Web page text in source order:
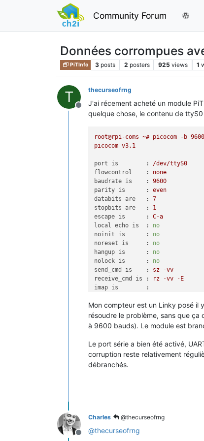
Community Forum
Données corrompues
PiTInfo 3 posts 2 posters 925 views 1
T
Offline
thecurseofrng
J'ai récement acheté un module
quelque chose, le contenu de
root@rpi-coms ~# picocom -b 9600
picocom v3.1
port is        :
/dev/ttyS0
flowcontrol    :
none
baudrate is    :
9600
parity is      :
even
databits are   :
7
stopbits are   :
1
escape is      :
C-a
local echo is  :
no
noinit is      :
no
noreset is     :
no
hangup is      :
no
nolock is      :
no
send_cmd is    :
sz
-vv
receive_cmd is :
rz -vv
-E
imap is        :
emap is        : crcrlf,delbs,
logfile is     : none
initstring     :
none
exit is        :
no
!! Settings mismatch !! Type [
Type [C-a] [
Mon compteur est un Linky posé il
résoudre le problème, sans que
à 9600 bauds). Le module est
Le port série a bien été activé,
corruption reste relativement
débranchés.
Offline
Charles @thecurseofrng
@thecurseofrng